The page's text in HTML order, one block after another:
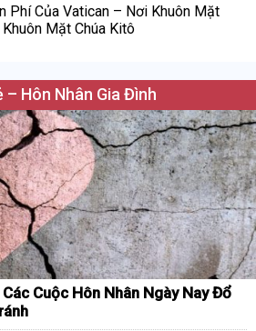
Phí Của Vatican – Nơi Khuôn Mặt
Mặt Chúa Kitô
– Hôn Nhân Gia Đình
Cuộc Hôn Nhân Ngày Nay Đổ